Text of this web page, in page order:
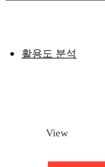
활용도 분석
View